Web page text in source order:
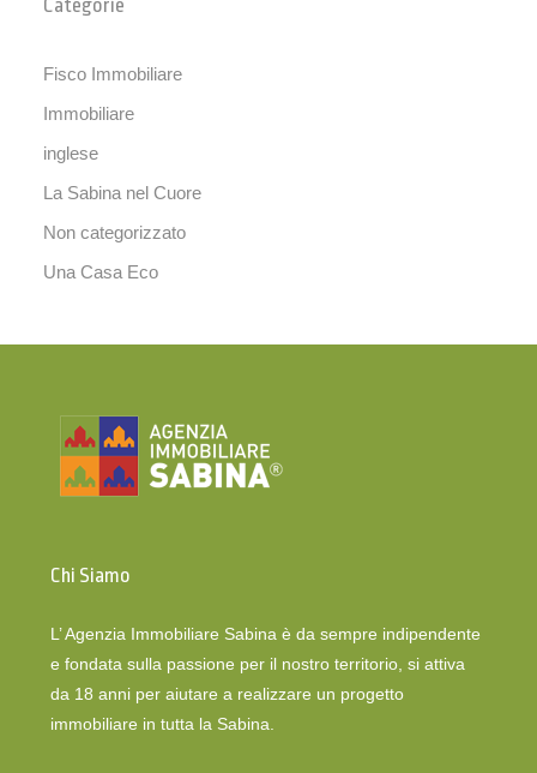
Categorie
Fisco Immobiliare
Immobiliare
inglese
La Sabina nel Cuore
Non categorizzato
Una Casa Eco
Chi Siamo
L’ Agenzia Immobiliare Sabina è da sempre indipendente
e fondata sulla passione per il nostro territorio, si attiva
da 18 anni per aiutare a realizzare un progetto
immobiliare in tutta la Sabina.